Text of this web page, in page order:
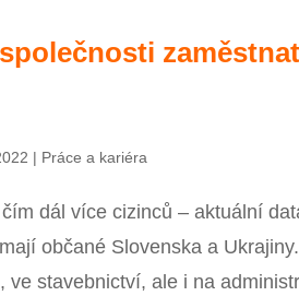
| Práce a kariéra
dál více cizinců – aktuální
občané Slovenska a
ve stavebnictví, ale i na